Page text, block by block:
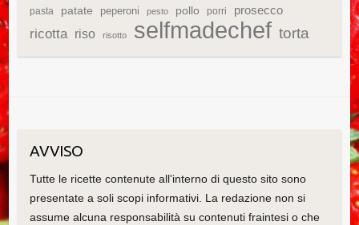
pasta patate peperoni pesto pollo porri prosecco
ricotta riso risotto selfmadechef torta
AVVISO
Tutte le ricette contenute all'interno di questo sito sono
presentate a soli scopi informativi. La redazione non si
assume alcuna responsabilità su contenuti fraintesi o che